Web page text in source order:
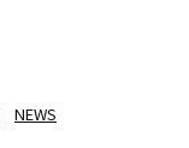
NEWS